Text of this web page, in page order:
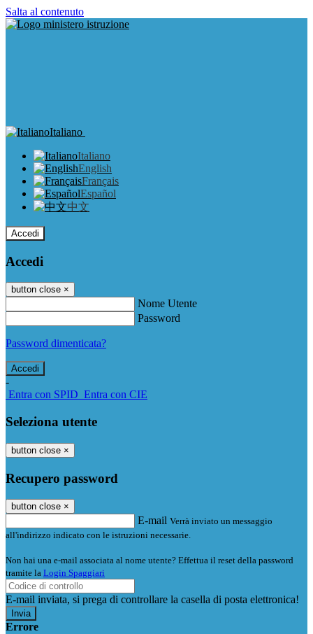
Salta al contenuto
Italiano
Italiano
English
Français
Español
中文
Accedi
Accedi
button close ×
Nome Utente
Password
Password dimenticata?
-
Entra con SPID Entra con CIE
Seleziona utente
button close ×
Recupero password
button close ×
E-mail Verrà inviato un messaggio
all'indirizzo indicato con le istruzioni necessarie.
Non hai una e-mail associata al nome utente? Effettua il reset della password
tramite la Login Spaggiari
E-mail inviata, si prega di controllare la casella di posta elettronica!
Errore